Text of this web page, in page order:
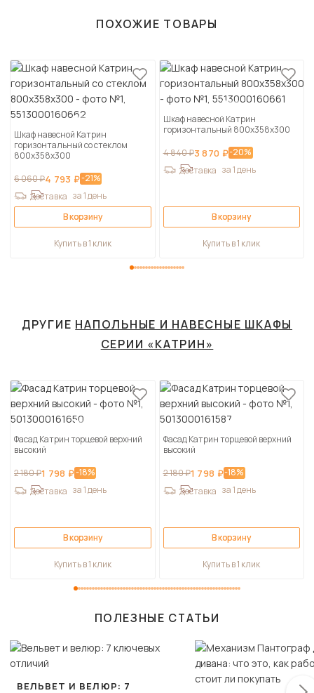
ПОХОЖИЕ ТОВАРЫ
Шкаф навесной Катрин
горизонтальный со стеклом
800х358х300
6 060 ₽4 793 ₽-21%
Доставка за 1 день
В корзину
Купить в 1 клик
Шкаф навесной Катрин
горизонтальный 800х358х300
4 840 ₽3 870 ₽-20%
Доставка за 1 день
В корзину
Купить в 1 клик
ДРУГИЕ НАПОЛЬНЫЕ И НАВЕСНЫЕ ШКАФЫ
СЕРИИ «КАТРИН»
Фасад Катрин торцевой верхний
высокий
2 180 ₽1 798 ₽-18%
Доставка за 1 день
В корзину
Купить в 1 клик
Фасад Катрин торцевой верхний
высокий
2 180 ₽1 798 ₽-18%
Доставка за 1 день
В корзину
Купить в 1 клик
ПОЛЕЗНЫЕ СТАТЬИ
ВЕЛЬВЕТ И ВЕЛЮР: 7